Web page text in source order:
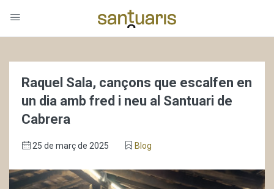
Raquel Sala, cançons que escalfen en
un dia amb fred i neu al Santuari de
Cabrera
25 de març de 2025 Blog